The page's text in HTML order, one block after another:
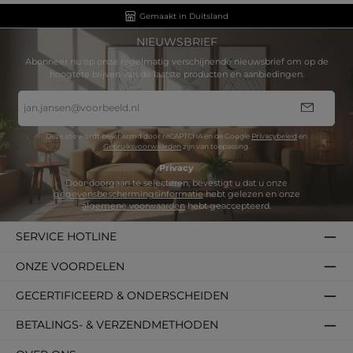
Gemaakt in Duitsland
NIEUWSBRIEF
Abonneer nu op onze regelmatig verschijnende nieuwsbrief om op de
hoogtete blijven van de laatste producten en aanbiedingen.
mailadres
*
Deze site wordt beschermd door reCAPTCHA en de Google Privacybeleid en
Gebruiksvoorwaardenzijn van toepassing.
Privacy
gegevensbeschermingsinformatie
algemene voorwaardenhebt geaccepteerd.
SERVICE HOTLINE
BETALINGS- & VERZENDMETHODEN
GECERTIFICEERD & ONDERSCHEIDEN
ONZE VOORDELEN